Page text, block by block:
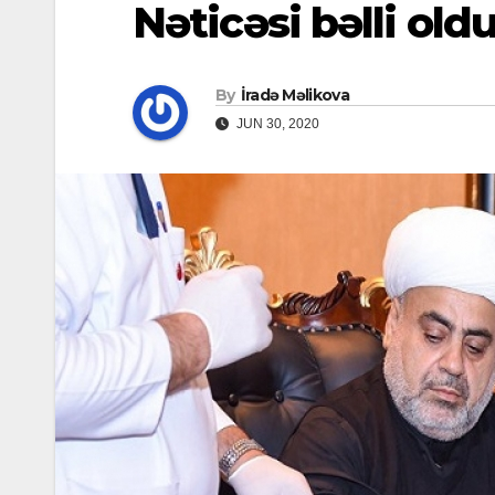
Nəticəsi bəlli
By İradə Məlikova
JUN 30, 2020